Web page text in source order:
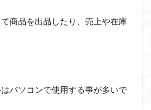
商品を出品したり、売上や在庫
パソコンで使用する事が多いで